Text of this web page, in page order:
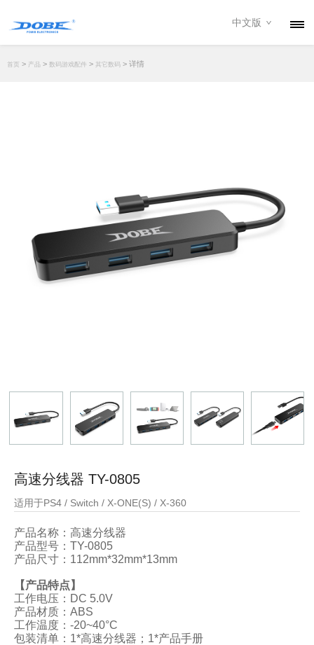
中文版
首页 > 产品 > 数码游戏配件 > 其它数码 > 详情
高速分线器 TY-0805
适用于PS4 / Switch / X-ONE(S) / X-360
产品名称： 高速分线器
产品型号： TY-0805
产品尺寸： 112mm*32mm*13mm
【产品特点】
工作电压：DC 5.0V
产品材质：ABS
工作温度：-20~40°C
包装清单：1*高速分线器；1*产品手册